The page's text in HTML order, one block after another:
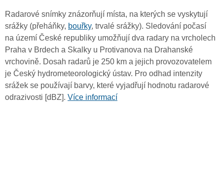
Radarové snímky znázorňují místa, na kterých se vyskytují
srážky (přeháňky, bouřky, trvalé srážky). Sledování počasí
na území České republiky umožňují dva radary na vrcholech
Praha v Brdech a Skalky u Protivanova na Drahanské
vrchovině. Dosah radarů je 250 km a jejich provozovatelem
je Český hydrometeorologický ústav. Pro odhad intenzity
srážek se používají barvy, které vyjadřují hodnotu radarové
odrazivosti [dBZ]. Více informací